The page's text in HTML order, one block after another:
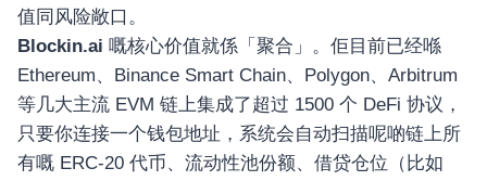
值同风险敞口。
Blockin.ai 嘅核心价值就係「聚合」。佢目前已经喺
Ethereum、Binance Smart Chain、Polygon、Arbitrum
等几大主流 EVM 链上集成了超过 1500 个 DeFi 协议，
只要你连接一个钱包地址，系统会自动扫描呢啲链上所
有嘅 ERC-20 代币、流动性池份额、借贷仓位（比如